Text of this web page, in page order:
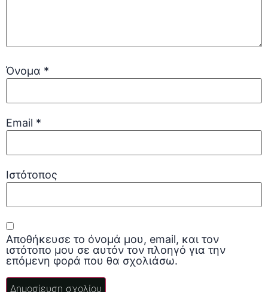
Όνομα *
Email *
Ιστότοπος
Αποθήκευσε το όνομά μου, email, και τον
ιστότοπο μου σε αυτόν τον πλοηγό για την
επόμενη φορά που θα σχολιάσω.